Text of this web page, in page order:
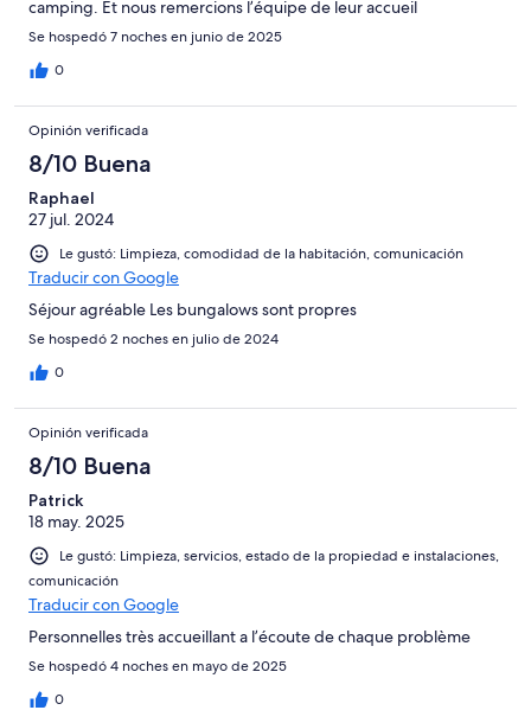
camping. Et nous remercions l’équipe de leur accueil
Se hospedó 7 noches en junio de 2025
0
Opinión verificada
8/10 Buena
Raphael
27 jul. 2024
Le gustó: Limpieza, comodidad de la habitación, comunicación
Traducir con Google
Séjour agréable Les bungalows sont propres
Se hospedó 2 noches en julio de 2024
0
Opinión verificada
8/10 Buena
Patrick
18 may. 2025
Le gustó: Limpieza, servicios, estado de la propiedad e instalaciones,
comunicación
Traducir con Google
Personnelles très accueillant a l’écoute de chaque problème
Se hospedó 4 noches en mayo de 2025
0